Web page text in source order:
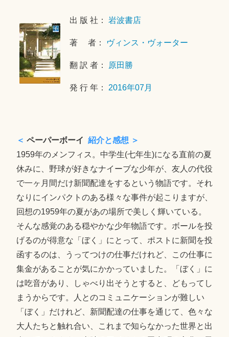
出 版 社：岩波書店
著 者： ヴィンス・ヴォーター
翻 訳 者： 原田勝
発 行 年： 2016年07月
＜ ペーパーボーイ 紹介と感想 ＞
1959年のメンフィス。中学生(七年生)になる直前の夏
休みに、野球が好きなナイーブな少年が、友人の代役
で一ヶ月間だけ新聞配達をするという物語です。それ
なりにインパクトのある様々な事件が起こりますが、
回想の1959年の夏があの場所で美しく輝いている。
そんな感覚のある穏やかな少年物語です。ボールを投
げるのが得意な「ぼく」にとって、ポストに新聞を投
函するのは、うってつけの仕事だけれど、この仕事に
集金があることが気にかかっていました。「ぼく」に
は吃音があり、しゃべり出そうとすると、どもってし
まうからです。人とのコミュニケーションが難しい
「ぼく」だけれど、新聞配達の仕事を通じて、色々な
大人たちと触れ合い、これまで知らなかった世界と出